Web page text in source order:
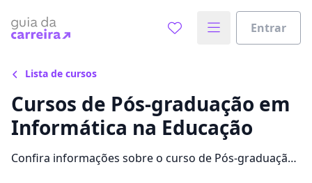
Entrar
Lista de cursos
Cursos de Pós-graduação em
Informática na Educação
Confira informações sobre o curso de Pós-graduação